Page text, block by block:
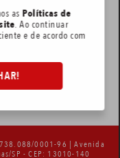
as Políticas de
. Ao continuar
e de acordo com
0001-96 | Avenida
SP - CEP: 13010-140